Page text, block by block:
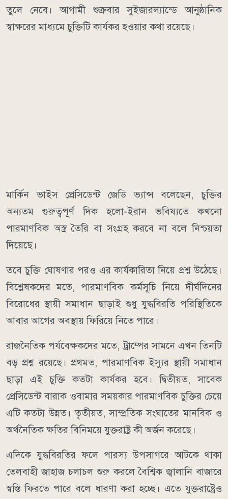
তুলে নেবে। আগামী শুক্রবার সুইজারল্যান্ডে আনুষ্ঠানিক
স্বাক্ষরের মাধ্যমে চুক্তিটি কার্যকর হওয়ার কথা রয়েছে।
মার্কিন ভাইস প্রেসিডেন্ট জেডি ভ্যান্স বলেছেন, চুক্তির
অন্যতম গুরুত্বপূর্ণ দিক হলো-ইরান ভবিষ্যতে কখনো
পারমাণবিক অস্ত্র তৈরি বা সংগ্রহ করবে না বলে নিশ্চয়তা
দিয়েছে।
তবে চুক্তি ঘোষণার পরও এর কার্যকারিতা নিয়ে প্রশ্ন উঠেছে।
বিশ্লেষকদের মতে, পারমাণবিক কর্মসূচি নিয়ে দীর্ঘদিনের
বিরোধের স্থায়ী সমাধান ছাড়াই শুধু যুদ্ধবিরতি পরিস্থিতিকে
আবার আগের অবস্থায় ফিরিয়ে নিতে পারে।
রাজনৈতিক পর্যবেক্ষকদের মতে, ট্রাম্পের সামনে এখন তিনটি
বড় প্রশ্ন রয়েছে। প্রথমত, পারমাণবিক ইস্যুর স্থায়ী সমাধান
ছাড়া এই চুক্তি কতটা কার্যকর হবে। দ্বিতীয়ত, সাবেক
প্রেসিডেন্ট বারাক ওবামার সময়কার পারমাণবিক চুক্তির চেয়ে
এটি কতটা উন্নত। তৃতীয়ত, সাম্প্রতিক সংঘাতের মানবিক ও
অর্থনৈতিক ক্ষতির বিনিময়ে যুক্তরাষ্ট্র কী অর্জন করেছে।
এদিকে যুদ্ধবিরতির ফলে পারস্য উপসাগরে আটকে থাকা
তেলবাহী জাহাজ চলাচল শুরু করলে বৈশ্বিক জ্বালানি বাজারে
স্বস্তি ফিরতে পারে বলে ধারণা করা হচ্ছে। এতে যুক্তরাষ্ট্রেও